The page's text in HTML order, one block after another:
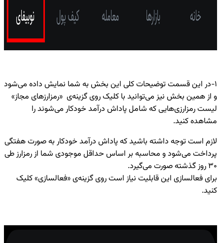
۱-در این قسمت توضیحات کلی این بخش به شما نمایش داده می‌شود
و از همین بخش نیز می‌توانید با کلیک روی گزینه‌ی «رمزارزهای مجاز»
لیست رمزارزی‌هایی که شامل پاداش درآمد خودکار می‌شوند را
مشاهده کنید.
لازم است توجه داشته باشید که پاداش درآمد خودکار به صورت هفتگی
پرداخت می‌شود و محاسبه بر اساس حداقل موجودی شما از رمزارز طی
۳۰ روز گذشته صورت می‌گیرد.
برای فعالسازی این قابلیت نیاز است روی گزینه‌ی «فعالسازی» کلیک
کنید.